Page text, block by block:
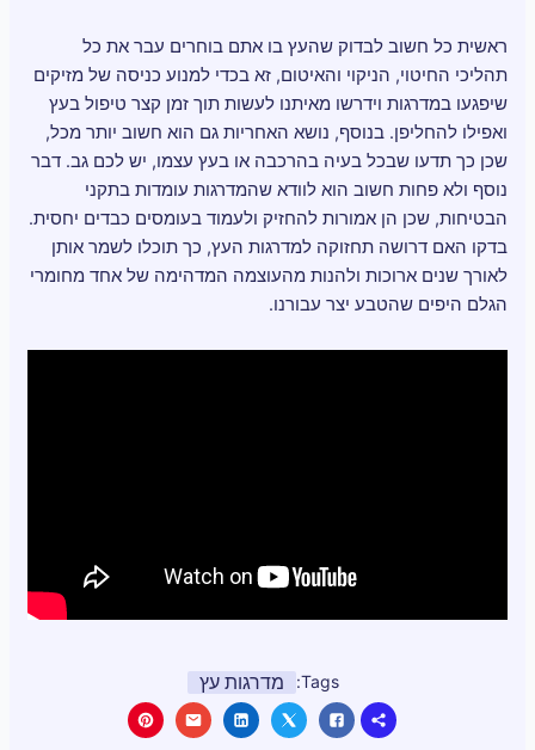
ראשית כל חשוב לבדוק שהעץ בו אתם בוחרים עבר את כל
תהליכי החיטוי, הניקוי והאיטום, זא בכדי למנוע כניסה של מזיקים
שיפגעו במדרגות וידרשו מאיתנו לעשות תוך זמן קצר טיפול בעץ
ואפילו להחליפן. בנוסף, נושא האחריות גם הוא חשוב יותר מכל,
שכן כך תדעו שבכל בעיה בהרכבה או בעץ עצמו, יש לכם גב. דבר
נוסף ולא פחות חשוב הוא לוודא שהמדרגות עומדות בתקני
הבטיחות, שכן הן אמורות להחזיק ולעמוד בעומסים כבדים יחסית.
בדקו האם דרושה תחזוקה למדרגות העץ, כך תוכלו לשמר אותן
לאורך שנים ארוכות ולהנות מהעוצמה המדהימה של אחד מחומרי
הגלם היפים שהטבע יצר עבורנו.
Tags: מדרגות עץ